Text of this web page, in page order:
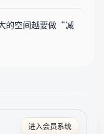
的空间越要做“减
进入会员系统